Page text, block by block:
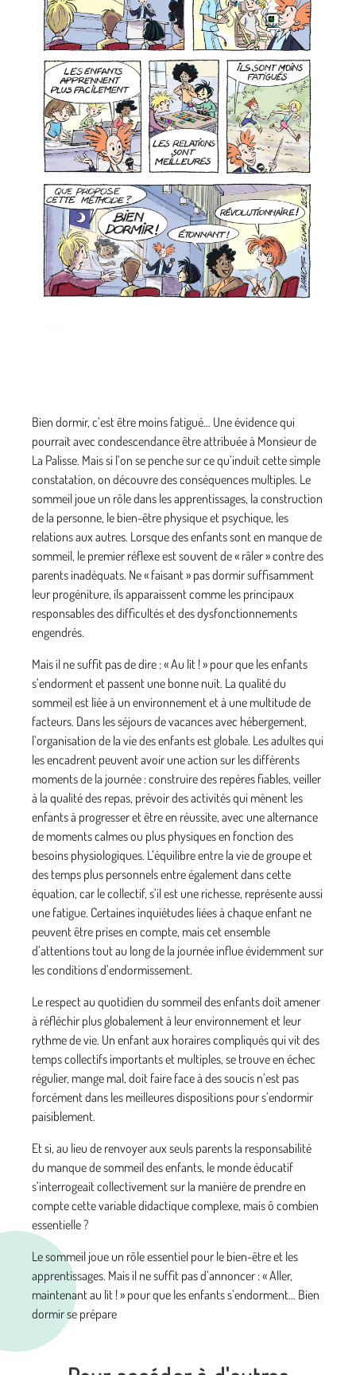
Bien dormir, c’est être moins fatigué… Une évidence qui
pourrait avec condescendance être attribuée à Monsieur de
La Palisse. Mais si l’on se penche sur ce qu’induit cette simple
constatation, on découvre des conséquences multiples. Le
sommeil joue un rôle dans les apprentissages, la construction
de la personne, le bien-être physique et psychique, les
relations aux autres. Lorsque des enfants sont en manque de
sommeil, le premier réflexe est souvent de « râler » contre des
parents inadéquats. Ne « faisant » pas dormir suffisamment
leur progéniture, ils apparaissent comme les principaux
responsables des difficultés et des dysfonctionnements
engendrés.
Mais il ne suffit pas de dire : « Au lit ! » pour que les enfants
s’endorment et passent une bonne nuit. La qualité du
sommeil est liée à un environnement et à une multitude de
facteurs. Dans les séjours de vacances avec hébergement,
l’organisation de la vie des enfants est globale. Les adultes qui
les encadrent peuvent avoir une action sur les différents
moments de la journée : construire des repères fiables, veiller
à la qualité des repas, prévoir des activités qui mènent les
enfants à progresser et être en réussite, avec une alternance
de moments calmes ou plus physiques en fonction des
besoins physiologiques. L’équilibre entre la vie de groupe et
des temps plus personnels entre également dans cette
équation, car le collectif, s’il est une richesse, représente aussi
une fatigue. Certaines inquiétudes liées à chaque enfant ne
peuvent être prises en compte, mais cet ensemble
d’attentions tout au long de la journée influe évidemment sur
les conditions d’endormissement.
Le respect au quotidien du sommeil des enfants doit amener
à réfléchir plus globalement à leur environnement et leur
rythme de vie. Un enfant aux horaires compliqués qui vit des
temps collectifs importants et multiples, se trouve en échec
régulier, mange mal, doit faire face à des soucis n’est pas
forcément dans les meilleures dispositions pour s’endormir
paisiblement.
Et si, au lieu de renvoyer aux seuls parents la responsabilité
du manque de sommeil des enfants, le monde éducatif
s’interrogeait collectivement sur la manière de prendre en
compte cette variable didactique complexe, mais ô combien
essentielle ?
Le sommeil joue un rôle essentiel pour le bien-être et les
apprentissages. Mais il ne suffit pas d’annoncer : « Aller,
maintenant au lit ! » pour que les enfants s’endorment… Bien
dormir se prépare